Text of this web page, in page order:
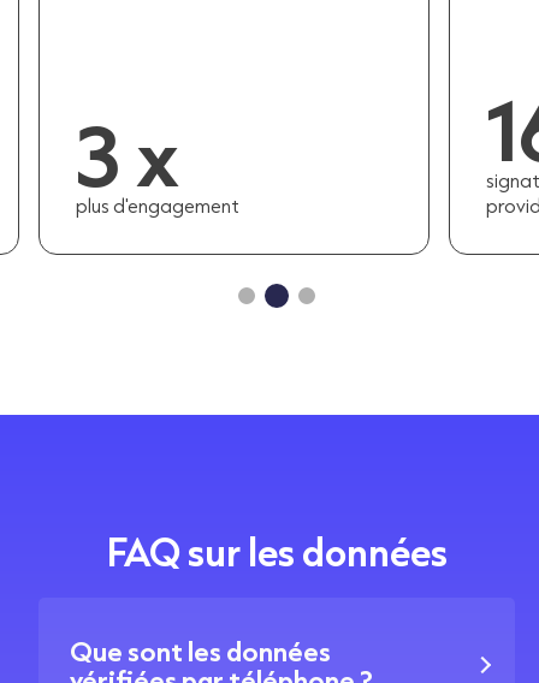
3 x
plus d'engagement
FAQ sur les données
Que sont les données